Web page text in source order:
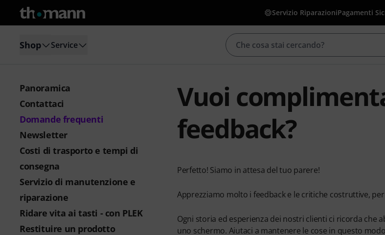
Servizio RiparazioniPagamenti
Shop Service
Panoramica
Contattaci
Domande frequenti
Newsletter
Costi di trasporto e tempi di
consegna
Servizio di manutenzione e
riparazione
Ridare vita ai tasti - con PLEK
Restituire un prodotto
Vuoi
feedback?
Perfetto! Siamo in attesa del tuo parere!
Apprezziamo molto i feedback e le critiche costruttive,
Ogni storia ed esperienza dei nostri clienti ci ricorda che
uno schermo. Aiutaci a mantenere le cose in questo